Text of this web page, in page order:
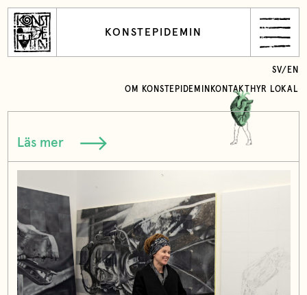
KONSTEPIDEMIN
OM KONSTEPIDEMIN KONTAKT HYR LOKAL
SV/ EN
Läs mer